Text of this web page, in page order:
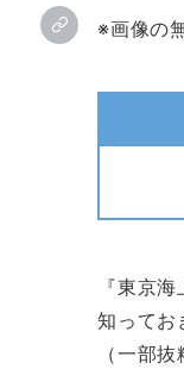
※画像の
『東京
知ってお
（一部抜